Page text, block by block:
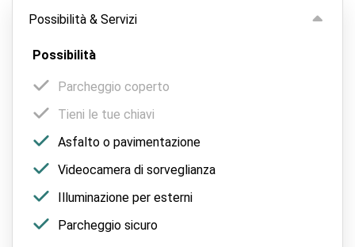
Possibilità & Servizi
Possibilità
Parcheggio coperto
Tieni le tue chiavi
Asfalto o pavimentazione
Videocamera di sorveglianza
Illuminazione per esterni
Parcheggio sicuro